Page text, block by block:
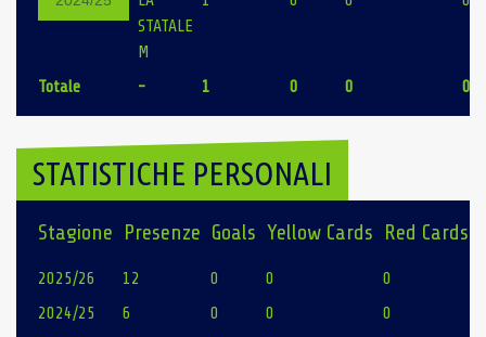
STATALE
M
Totale - 1 0 0 0
STATISTICHE PERSONALI
Stagione Presenze Goals Yellow Cards Red Cards
2025/26 12 0 0 0
2024/25
6 0 0 0